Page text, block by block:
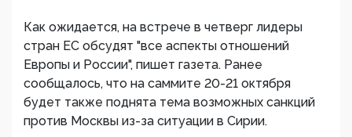
Как ожидается, на встрече в четверг лидеры
стран ЕС обсудят "все аспекты отношений
Европы и России", пишет газета. Ранее
сообщалось, что на саммите 20-21 октября
будет также поднята тема возможных санкций
против Москвы из-за ситуации в Сирии.